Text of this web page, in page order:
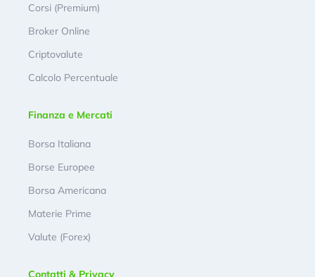
Corsi (Premium)
Broker Online
Criptovalute
Calcolo Percentuale
Finanza e Mercati
Borsa Italiana
Borse Europee
Borsa Americana
Materie Prime
Valute (Forex)
Contatti & Privacy